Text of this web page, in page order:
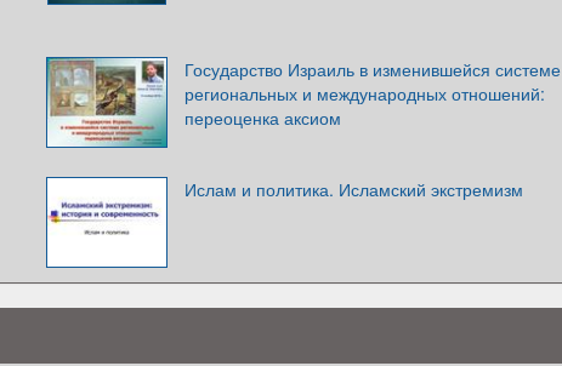
Государство Израиль в изменившейся системе
региональных и международных отношений:
переоценка аксиом
Ислам и политика. Исламский экстремизм